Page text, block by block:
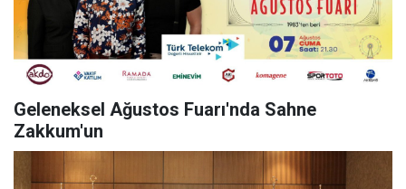
Geleneksel Ağustos Fuarı'nda Sahne
Zakkum'un